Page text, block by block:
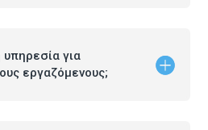
υπηρεσία για
εργαζόμενους;